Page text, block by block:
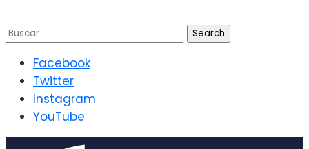
Facebook
Twitter
Instagram
YouTube